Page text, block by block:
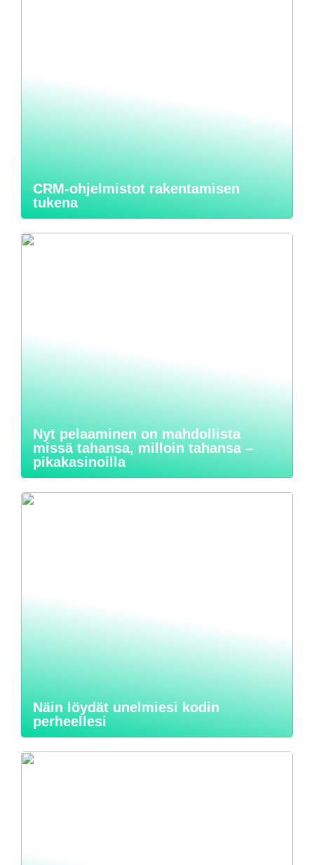
CRM-ohjelmistot rakentamisen
tukena
Nyt pelaaminen on mahdollista
missä tahansa, milloin tahansa –
pikakasinoilla
Näin löydät unelmiesi kodin
perheellesi